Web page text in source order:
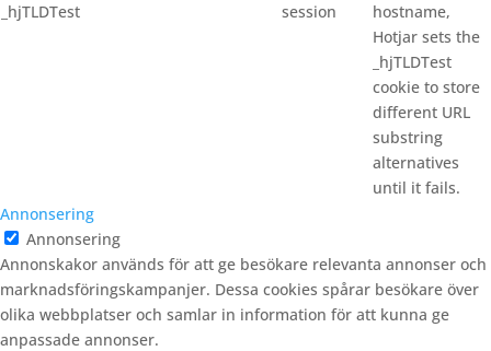
_hjTLDTest session
hostname,
Hotjar sets the
_hjTLDTest
cookie to store
different URL
substring
alternatives
until it fails.
Annonsering
Annonsering
Annonskakor används för att ge besökare relevanta annonser och
marknadsföringskampanjer. Dessa cookies spårar besökare över
olika webbplatser och samlar in information för att kunna ge
anpassade annonser.